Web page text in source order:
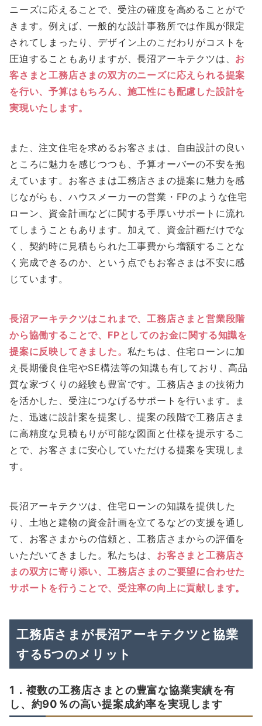
ニーズに応えることで、受注の確度を高めることがで
きます。例えば、一般的な設計事務所では作風が限定
されてしまったり、デザイン上のこだわりがコストを
圧迫することもありますが、長沼アーキテクツは、 お
客さまと工務店さまの双方のニーズに応えられる提案
を行い、予算はもちろん、施工性にも配慮した設計を
実現いたします。
また、注文住宅を求めるお客さまは、自由設計の良い
ところに魅力を感じつつも、予算オーバーの不安を抱
えています。お客さまは工務店さまの提案に魅力を感
じながらも、ハウスメーカーの営業・FPのような住宅
ローン、資金計画などに関する手厚いサポートに流れ
てしまうこともあります。加えて、資金計画だけでな
く、契約時に見積もられた工事費から増額することな
く完成できるのか、という点でもお客さまは不安に感
じています。
長沼アーキテクツはこれまで、工務店さまと営業段階
から協働することで、FPとしてのお金に関する知識を
提案に反映してきました。 私たちは、住宅ローンに加
え長期優良住宅やSE構法等の知識も有しており、高品
質な家づくりの経験も豊富です。工務店さまの技術力
を活かした、受注につなげるサポートを行います。ま
た、迅速に設計案を提案し、提案の段階で工務店さま
に高精度な見積もりが可能な図面と仕様を提示するこ
とで、お客さまに安心していただける提案を実現しま
す。
長沼アーキテクツは、住宅ローンの知識を提供した
り、土地と建物の資金計画を立てるなどの支援を通し
て、お客さまからの信頼と、工務店さまからの評価を
いただいてきました。私たちは、 お客さまと工務店さ
まの双方に寄り添い、工務店さまのご要望に合わせた
サポートを行うことで、受注率の向上に貢献します。
工務店さまが長沼アーキテクツと協業
する5つのメリット
1．複数の工務店さまとの豊富な協業実績を有
し、約90％の高い提案成約率を実現します